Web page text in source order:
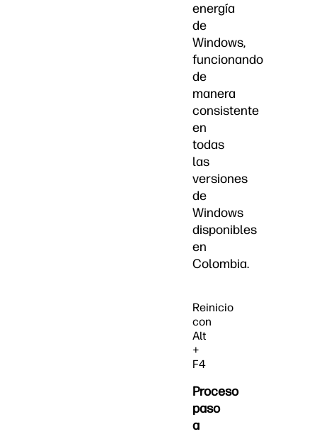
energía
de
Windows,
funcionando
de
manera
consistente
en
todas
las
versiones
de
Windows
disponibles
en
Colombia.
Reinicio
con
Alt
+
F4
Proceso
paso
a